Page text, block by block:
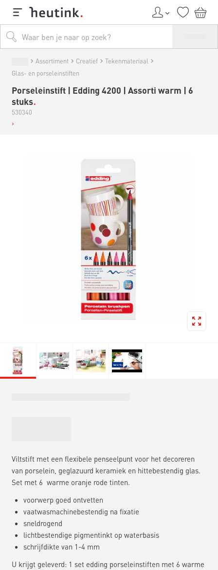
Assortiment Creatief
Tekenmateriaal
Glas- en porseleinstiften
Porseleinstift | Edding 4200 | Assorti warm | 6
stuks
530340
Viltstift met een flexibele penseelpunt voor het decoreren
van porselein, geglazuurd keramiek en hittebestendig glas.
Set met 6 warme oranje rode tinten.
voorwerp goed ontvetten
vaatwasmachinebestendig na fixatie
sneldrogend
lichtbestendige pigmentinkt op waterbasis
schrijfdikte van 1-4 mm
U krijgt geleverd: 1 set edding porseleinstiften met 6 warme